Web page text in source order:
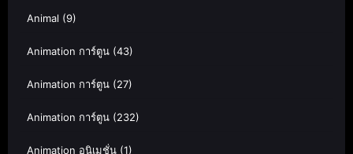
Animal (9)
Animation การ์ตูน (43)
Animation การ์ตูน (27)
Animation การ์ตูน (232)
Animation อนิเมชั่น (1)